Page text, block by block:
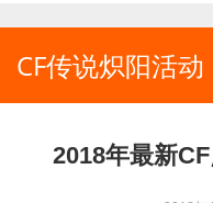
CF传说炽阳活动
2018年最新